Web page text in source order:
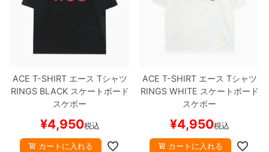
ACE T-SHIRTエース Tシャツ
RINGSBLACKスケートボード
スケボー
¥4,950税込
カートに入れる
ACE T-SHIRTエース Tシャツ
RINGSWHITE スケートボード
スケボー
¥4,950税込
カートに入れる